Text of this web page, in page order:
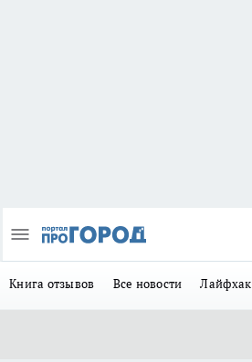
Книга отзывов Все новости Лайфхак